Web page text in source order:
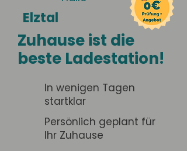
Elztal
Zuhause ist die
beste Ladestation!
In wenigen Tagen
startklar
Persönlich geplant für
Ihr Zuhause